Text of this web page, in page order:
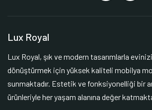
Lux Royal
Lux Royal, şık ve modern tasarımlarla
dönüştürmek için yüksek kaliteli mobilya
sunmaktadır. Estetik ve fonksiyonelliği bir
ürünleriyle her yaşam alanına değer